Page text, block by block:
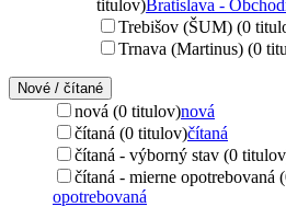
titulov)Bratislava -
Trebišov (ŠUM) (0
Trnava (Martinus) (0
Nové / čítané
nová (0 titulov)nová
čítaná (0 titulov)čítaná
čítaná - výborný stav (0
čítaná - mierne opotrebovaná
opotrebovaná